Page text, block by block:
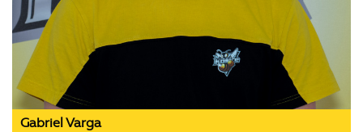
Gabriel Varga